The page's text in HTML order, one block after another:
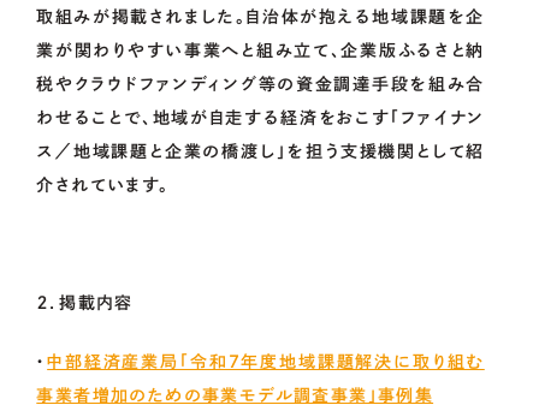
取組みが掲載されました。自治体が抱える地域課題を企
業が関わりやすい事業へと組み立て、企業版ふるさと納
税やクラウドファンディング等の資金調達手段を組み合
わせることで、地域が自走する経済をおこす「ファイナン
ス／地域課題と企業の橋渡し」を担う支援機関として紹
介されています。
２．掲載内容
・中部経済産業局「令和7年度地域課題解決に取り組む
事業者増加のための事業モデル調査事業」事例集